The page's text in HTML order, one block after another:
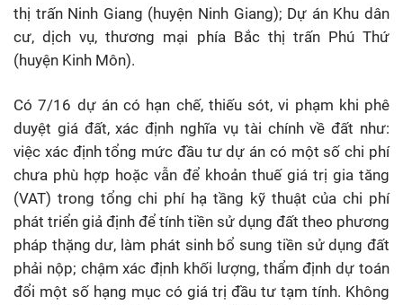
thị trấn Ninh Giang (huyện Ninh Giang); Dự án Khu dân
cư, dịch vụ, thương mại phía Bắc thị trấn Phú Thứ
(huyện Kinh Môn).
Có 7/16 dự án có hạn chế, thiếu sót, vi phạm khi phê
duyệt giá đất, xác định nghĩa vụ tài chính về đất như:
việc xác định tổng mức đầu tư dự án có một số chi phí
chưa phù hợp hoặc vẫn để khoản thuế giá trị gia tăng
(VAT) trong tổng chi phí hạ tầng kỹ thuật của chi phí
phát triển giả định để tính tiền sử dụng đất theo phương
pháp thặng dư, làm phát sinh bổ sung tiền sử dụng đất
phải nộp; chậm xác định khối lượng, thẩm định dự toán
đổi một số hạng mục có giá trị đầu tư tạm tính. Không